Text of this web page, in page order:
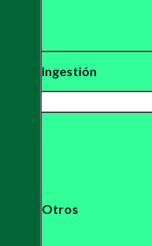
Ingestión
Otros